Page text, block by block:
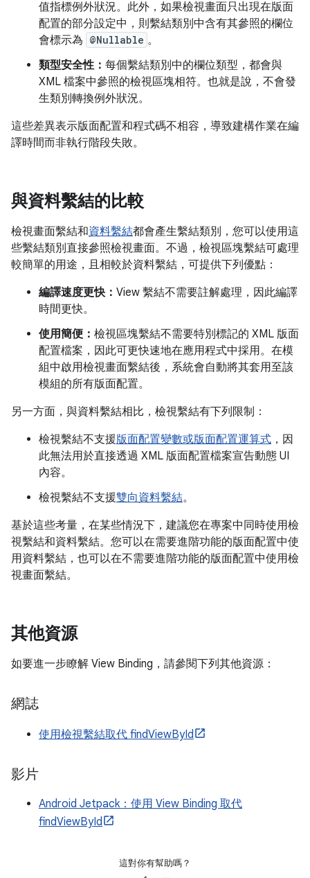
值指標例外狀況。此外，如果檢視畫面只出現在版面
配置的部分設定中，則繫結類別中含有其參照的欄位
會標示為 @Nullable 。
類型安全性： 每個繫結類別中的欄位類型，都會與
XML 檔案中參照的檢視區塊相符。也就是說，不會發
生類別轉換例外狀況。
這些差異表示版面配置和程式碼不相容，導致建構作業在編
譯時間而非執行階段失敗。
與資料繫結的比較
檢視畫面繫結和資料繫結都會產生繫結類別，您可以使用這
些繫結類別直接參照檢視畫面。不過，檢視區塊繫結可處理
較簡單的用途，且相較於資料繫結，可提供下列優點：
編譯速度更快： View 繫結不需要註解處理，因此編譯
時間更快。
使用簡便： 檢視區塊繫結不需要特別標記的 XML 版面
配置檔案，因此可更快速地在應用程式中採用。在模
組中啟用檢視畫面繫結後，系統會自動將其套用至該
模組的所有版面配置。
另一方面，與資料繫結相比，檢視繫結有下列限制：
檢視繫結不支援版面配置變數或版面配置運算式 ，因
此無法用於直接透過 XML 版面配置檔案宣告動態 UI
內容。
檢視繫結不支援雙向資料繫結。
基於這些考量，在某些情況下，建議您在專案中同時使用檢
視繫結和資料繫結。您可以在需要進階功能的版面配置中使
用資料繫結，也可以在不需要進階功能的版面配置中使用檢
視畫面繫結。
其他資源
如要進一步瞭解 View Binding，請參閱下列其他資源：
網誌
使用檢視繫結取代 findViewById
影片
Android Jetpack：使用 View Binding 取代
findViewById
這對你有幫助嗎？